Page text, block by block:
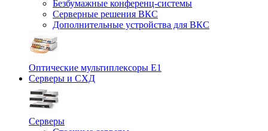
Безбумажные конференц-системы
Серверные решения ВКС
Дополнительные устройства для ВКС
Оптические мультиплексоры Е1
Серверы и СХД
Серверы